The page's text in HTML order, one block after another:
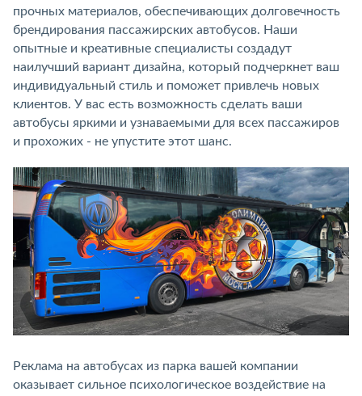
прочных материалов, обеспечивающих долговечность
брендирования пассажирских автобусов. Наши
опытные и креативные специалисты создадут
наилучший вариант дизайна, который подчеркнет ваш
индивидуальный стиль и поможет привлечь новых
клиентов. У вас есть возможность сделать ваши
автобусы яркими и узнаваемыми для всех пассажиров
и прохожих - не упустите этот шанс.
Реклама на автобусах из парка вашей компании
оказывает сильное психологическое воздействие на